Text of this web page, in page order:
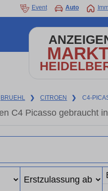
Event Auto
BRUEHL ❯ CITROEN ❯ C4-
C4 Picasso gebraucht